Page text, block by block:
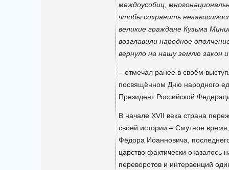
междоусобиц,
чтобы сохранить
великие граждане Кузьма
возглавили народное
вернуло на нашу землю закон
– отмечал ранее в своём
посвящённом Дню народного
Президент Российской
В начале XVII века страна
своей истории – Смутное
Фёдора Иоанновича,
царство фактически оказалось
переворотов и интервенций